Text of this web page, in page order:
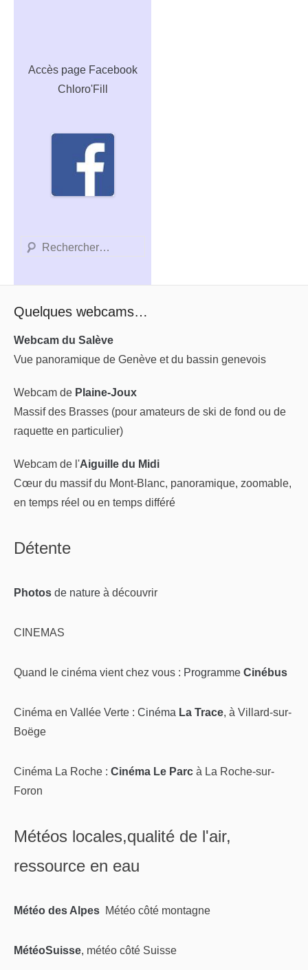
Accès page Facebook
Chloro'Fill
Recherche
Quelques webcams…
Webcam du Salève
Vue panoramique de Genève et du bassin genevois
Webcam de Plaine-Joux
Massif des Brasses (pour amateurs de ski de fond ou de
raquette en particulier)
Webcam de l'Aiguille du Midi
Cœur du massif du Mont-Blanc, panoramique, zoomable,
en temps réel ou en temps différé
Détente
Photos de nature à découvrir
CINEMAS
Quand le cinéma vient chez vous : Programme Cinébus
Cinéma en Vallée Verte : Cinéma La Trace, à Villard-sur-
Boëge
Cinéma La Roche : Cinéma Le Parc à La Roche-sur-
Foron
Météos locales,qualité de l'air,
ressource en eau
Météo des Alpes Météo côté montagne
MétéoSuisse, météo côté Suisse